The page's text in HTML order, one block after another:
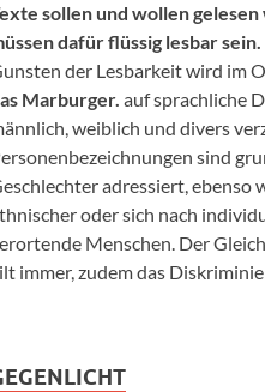
sollen und wollen
dafür flüssig lesbar sein.
der Lesbarkeit wird im
Marburger. auf sprachliche
weiblich und divers
sind
adressiert, ebenso
oder sich nach
Menschen. Der
immer, zudem das